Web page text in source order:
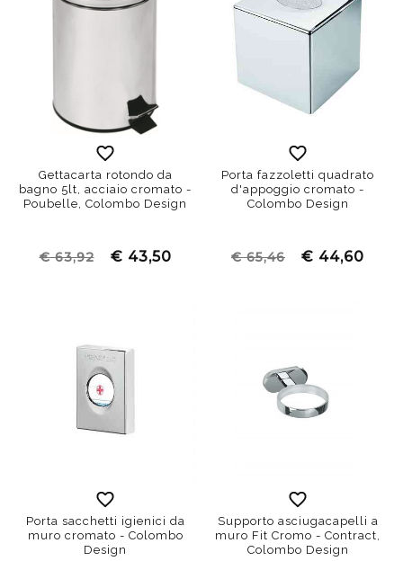
Gettacarta rotondo da
bagno 5lt, acciaio cromato -
Poubelle, Colombo Design
€ 63,92 € 43,50
Porta fazzoletti quadrato
d'appoggio cromato -
Colombo Design
€ 65,46 € 44,60
Porta sacchetti igienici da
muro cromato - Colombo
Design
Supporto asciugacapelli a
muro Fit Cromo - Contract,
Colombo Design